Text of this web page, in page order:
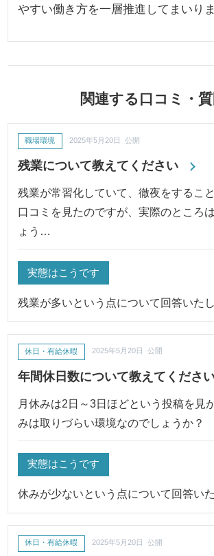
やすい働き方を一層推進してまいりま
関連する口コミ・質
残業について教えてください
職場環境 2025年5月20日 公開
残業が常習化していて、徹夜をするこ
口コミを見たのですが、実際のところ
ょう…
実態はこうです
残業が多いという点について回答いた
年間休日数について教えてくださ
休日・有給休暇 2025年5月20日 公開
月休みは2日～3日ほどという投稿を見
みは取りづらい環境なのでしょうか？
実態はこうです
休みが少ないという点について回答い
休日・有給休暇 2025年5月20日 公開